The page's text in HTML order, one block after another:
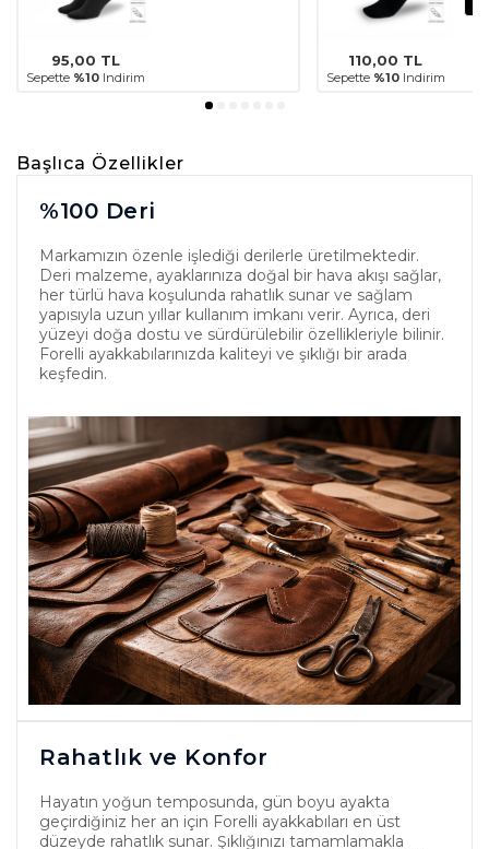
95,00 TL
Sepette %10Indirim
110,00 TL
Sepette %10Indirim
Başlıca Özellikler
%100 Deri
Markamızın özenle işlediği derilerle üretilmektedir.
Deri malzeme, ayaklarınıza doğal bir hava akışı sağlar,
her türlü hava koşulunda rahatlık sunar ve sağlam
yapısıyla uzun yıllar kullanım imkanı verir. Ayrıca, deri
yüzeyi doğa dostu ve sürdürülebilir özellikleriyle bilinir.
Forelli ayakkabılarınızda kaliteyi ve şıklığı bir arada
keşfedin.
Rahatlık ve Konfor
Hayatın yoğun temposunda, gün boyu ayakta
geçirdiğiniz her an için Forelli ayakkabıları en üst
düzeyde rahatlık sunar. Şıklığınızı tamamlamakla